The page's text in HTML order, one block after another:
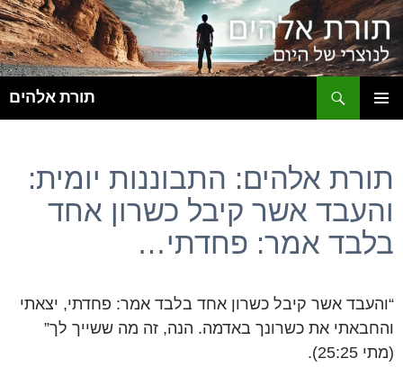
תורת אלהים
תורת אלהים: התבוננות יומית:
והעבד אשר קיבל כשרון אחד
בלבד אמר: פחדתי…
“והעבד אשר קיבל כשרון אחד בלבד אמר: פחדתי, יצאתי
והחבאתי את כשרונך באדמה. הנה, זה מה ששייך לך”
(מתי 25:25).